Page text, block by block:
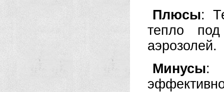
Плюсы:
тепло
аэрозолей.
Минусы: